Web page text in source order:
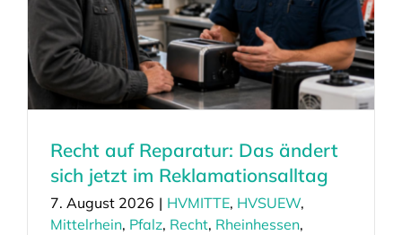
Recht auf Reparatur: Das ändert
sich jetzt im Reklamationsalltag
7. August 2026 | HVMITTE, HVSUEW,
Mittelrhein, Pfalz, Recht, Rheinhessen,